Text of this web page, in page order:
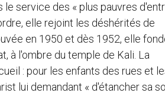
service des « plus pauvres
elle rejoint les déshérités de
en 1950 et dès 1952, elle
à l'ombre du temple de Kali. La
: pour les enfants des rues et
lui demandant « d'étancher sa